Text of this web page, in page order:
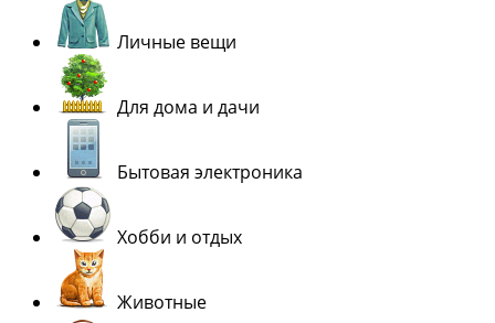
Личные вещи
Для дома и дачи
Бытовая электроника
Хобби и отдых
Животные